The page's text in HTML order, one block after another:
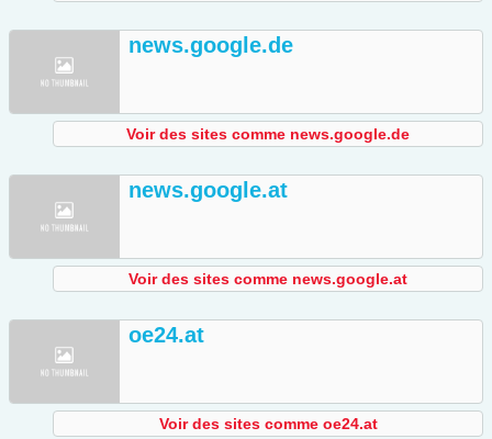
news.google.de
Voir des sites comme news.google.de
news.google.at
Voir des sites comme news.google.at
oe24.at
Voir des sites comme oe24.at